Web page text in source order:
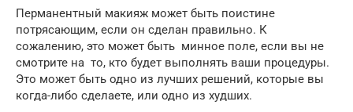
Перманентный макияж может быть поистине
потрясающим, если он сделан правильно. К
сожалению, это может быть минное поле, если вы не
смотрите на то, кто будет выполнять ваши процедуры.
Это может быть одно из лучших решений, которые вы
когда-либо сделаете, или одно из худших.